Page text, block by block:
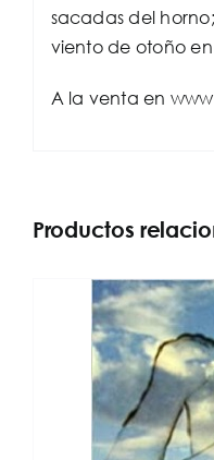
sacadas del
viento de otoño
A la venta en
Productos